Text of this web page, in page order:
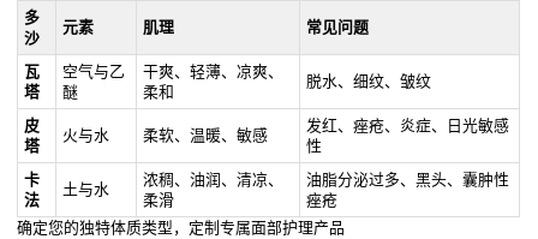
多
沙
元素 肌理 常见问题
瓦
塔
空气与乙
醚
干爽、轻薄、凉爽、
柔和
脱水、细纹、皱纹
皮
塔
火与水 柔软、温暖、敏感
发红、痤疮、炎症、日光敏感
性
卡
法
土与水
浓稠、油润、清凉、
柔滑
油脂分泌过多、黑头、囊肿性
痤疮
确定您的独特体质类型，定制专属面部护理产品